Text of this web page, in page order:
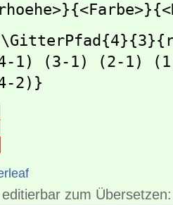
1) (3-1) (2-1)
2)}
zum Übersetzen: